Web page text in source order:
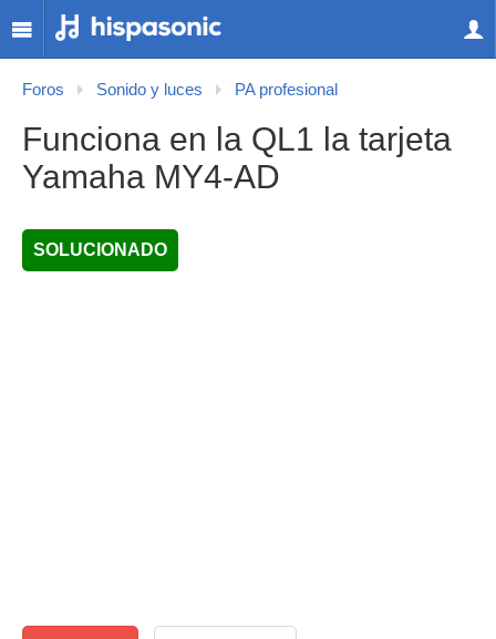
Foros Sonido y luces PA profesional
Funciona en la QL1 la tarjeta
Yamaha MY4-AD
SOLUCIONADO